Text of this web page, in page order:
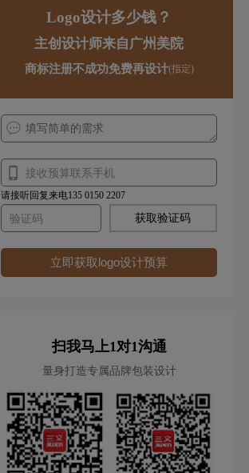
Logo设计多少钱？
主创设计师来自广州美院
商标注册不成功免费再设计(指定)
请接听回复来电135 0150 2207
获取验证码
立即获取logo设计预算
扫我马上1对1沟通
量身打造专属品牌包装设计